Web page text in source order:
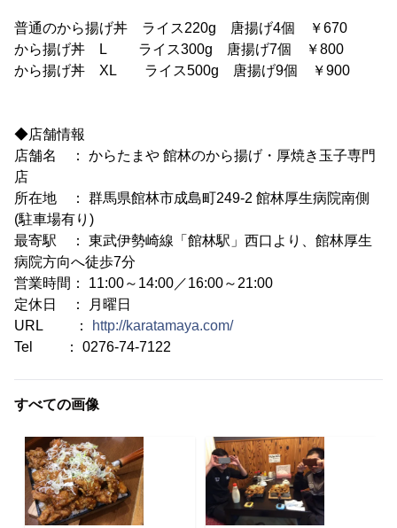
普通のから揚げ丼 ライス220g 唐揚げ4個 ￥670
から揚げ丼 L ライス300g 唐揚げ7個 ￥800
から揚げ丼 XL ライス500g 唐揚げ9個 ￥900
◆店舗情報
店舗名 ： からたまや 館林のから揚げ・厚焼き玉子専門
店
所在地 ： 群馬県館林市成島町249-2 館林厚生病院南側
(駐車場有り)
最寄駅 ： 東武伊勢崎線「館林駅」西口より、館林厚生
病院方向へ徒歩7分
営業時間： 11:00～14:00／16:00～21:00
定休日 ： 月曜日
URL ：
http://karatamaya.com/
Tel ： 0276-74-7122
すべての画像